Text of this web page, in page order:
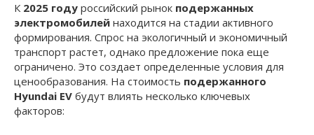
К 2025 году российский рынок подержанных
электромобилей находится на стадии активного
формирования. Спрос на экологичный и экономичный
транспорт растет, однако предложение пока еще
ограничено. Это создает определенные условия для
ценообразования. На стоимость подержанного
Hyundai EV будут влиять несколько ключевых
факторов: